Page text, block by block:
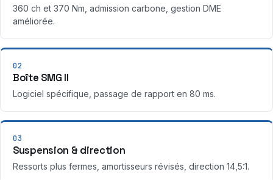
360 ch et 370 Nm, admission carbone, gestion DME
améliorée.
02
Boîte SMG II
Logiciel spécifique, passage de rapport en 80 ms.
03
Suspension & direction
Ressorts plus fermes, amortisseurs révisés, direction 14,5:1.